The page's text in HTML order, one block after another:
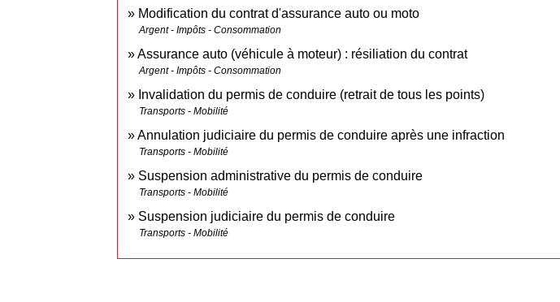
Modification du contrat d'assurance auto ou moto
Argent - Impôts - Consommation
Assurance auto (véhicule à moteur) : résiliation du contrat
Argent - Impôts - Consommation
Invalidation du permis de conduire (retrait de tous les points)
Transports - Mobilité
Annulation judiciaire du permis de conduire après une infraction
Transports - Mobilité
Suspension administrative du permis de conduire
Transports - Mobilité
Suspension judiciaire du permis de conduire
Transports - Mobilité